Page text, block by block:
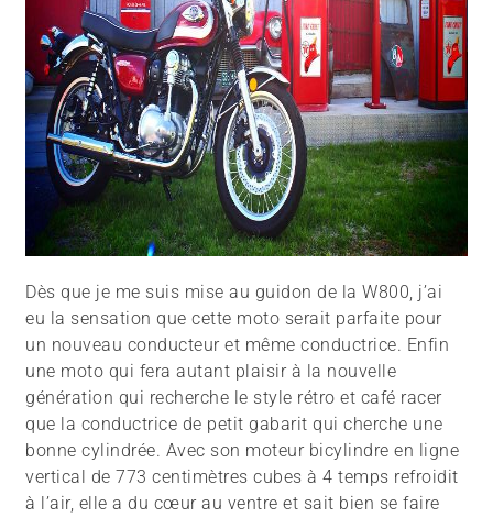
Dès que je me suis mise au guidon de la W800, j’ai
eu la sensation que cette moto serait parfaite pour
un nouveau conducteur et même conductrice. Enfin
une moto qui fera autant plaisir à la nouvelle
génération qui recherche le style rétro et café racer
que la conductrice de petit gabarit qui cherche une
bonne cylindrée. Avec son moteur bicylindre en ligne
vertical de 773 centimètres cubes à 4 temps refroidit
à l’air, elle a du cœur au ventre et sait bien se faire